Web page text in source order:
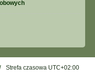
Strefa czasowa UTC+02:00